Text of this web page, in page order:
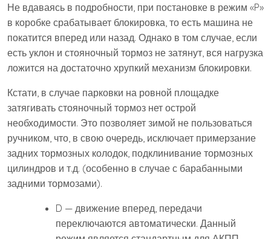
Не вдаваясь в подробности, при постановке в режим «P»
в коробке срабатывает блокировка, то есть машина не
покатится вперед или назад. Однако в том случае, если
есть уклон и стояночный тормоз не затянут, вся нагрузка
ложится на достаточно хрупкий механизм блокировки.
Кстати, в случае парковки на ровной площадке
затягивать стояночный тормоз нет острой
необходимости. Это позволяет зимой не пользоваться
ручником, что, в свою очередь, исключает примерзание
задних тормозных колодок, подклинивание тормозных
цилиндров и т.д. (особенно в случае с барабанными
задними тормозами).
D — движение вперед, передачи
переключаются автоматически. Данный